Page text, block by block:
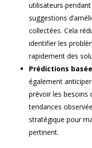
utilisateurs
suggestions
collectées. Cela
identifier les
rapidement des
Prédictions
également
prévoir les besoins
tendances
stratégique pour
pertinent.